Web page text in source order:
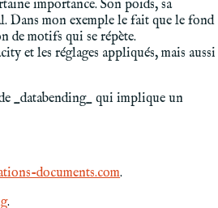
importance. Son poids, sa
Dans mon exemple le fait que le fond
de motifs qui se répète.
et les réglages appliqués, mais aussi
_databending_ qui implique un
documents.com.
.